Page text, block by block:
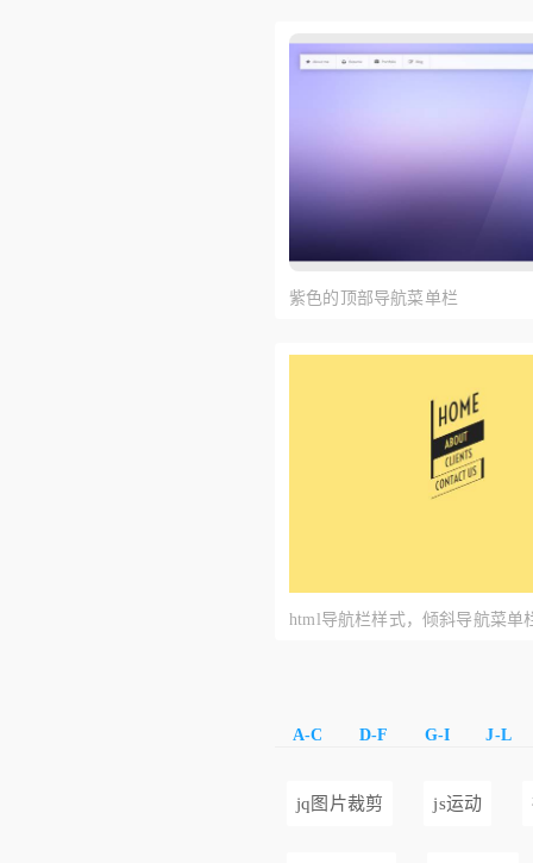
紫色的顶部导航菜单栏
html导航栏样式，倾斜导航菜单
A-C D-F G-I J-L
jq图片裁剪 js运动